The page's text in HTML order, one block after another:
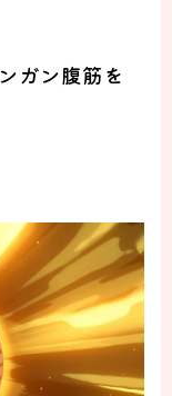
ガン腹筋を